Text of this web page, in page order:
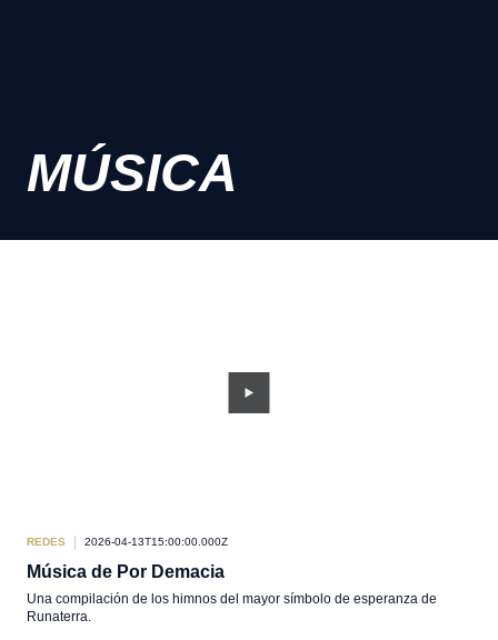
MÚSICA
REDES 2026-04-13T15:00:00.000Z
Música de Por Demacia
Una compilación de los himnos del mayor símbolo de esperanza de
Runaterra.